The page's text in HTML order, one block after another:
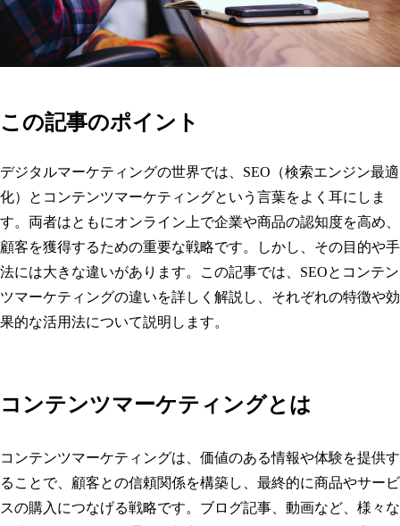
この記事のポイント
デジタルマーケティングの世界では、SEO（検索エンジン最適
化）とコンテンツマーケティングという言葉をよく耳にしま
す。両者はともにオンライン上で企業や商品の認知度を高め、
顧客を獲得するための重要な戦略です。しかし、その目的や手
法には大きな違いがあります。この記事では、SEOとコンテン
ツマーケティングの違いを詳しく解説し、それぞれの特徴や効
果的な活用法について説明します。
コンテンツマーケティングとは
コンテンツマーケティングは、価値のある情報や体験を提供す
ることで、顧客との信頼関係を構築し、最終的に商品やサービ
スの購入につなげる戦略です。ブログ記事、動画など、様々な